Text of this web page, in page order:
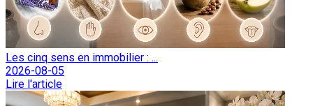
Les cinq sens en immobilier : ...
2026-08-05
Lire l'article